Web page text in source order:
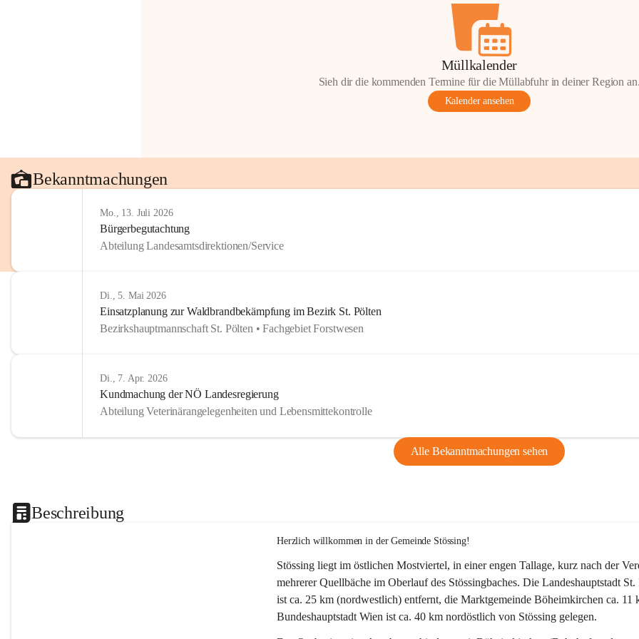
Müllkalender
Sieh dir die kommenden Termine für die Müllabfuhr in deiner Region
Kalender ansehen
Bekanntmachungen
Mo., 13. Juli 2026
Bürgerbegutachtung
Abteilung Landesamtsdirektionen/Service
Di., 5. Mai 2026
Einsatzplanung zur Waldbrandbekämpfung im Bezirk St. Pölten
Bezirkshauptmannschaft St. Pölten • Fachgebiet Forstwesen
Di., 7. Apr. 2026
Kundmachung der NÖ Landesregierung
Abteilung Veterinärangelegenheiten und Lebensmittekontrolle
Alle Bekanntmachungen sehen
Beschreibung
Herzlich willkommen in der Gemeinde Stössing!
Stössing liegt im östlichen Mostviertel, in einer engen Tallage, kurz nach der
mehrerer Quellbäche im Oberlauf des Stössingbaches. Die Landeshauptstadt
ist ca. 25 km (nordwestlich) entfernt, die Marktgemeinde Böheimkirchen ca.
Bundeshauptstadt Wien ist ca. 40 km nordöstlich von Stössing gelegen.